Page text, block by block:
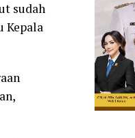
sudah
Kepala